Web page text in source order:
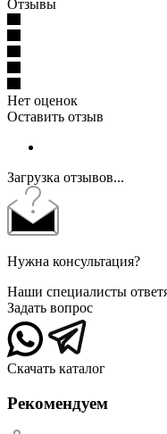
Отзывы
Нет оценок
Оставить отзыв
Загрузка отзывов...
Нужна консультация?
Наши специалисты
Задать вопрос
Скачать каталог
Рекомендуем